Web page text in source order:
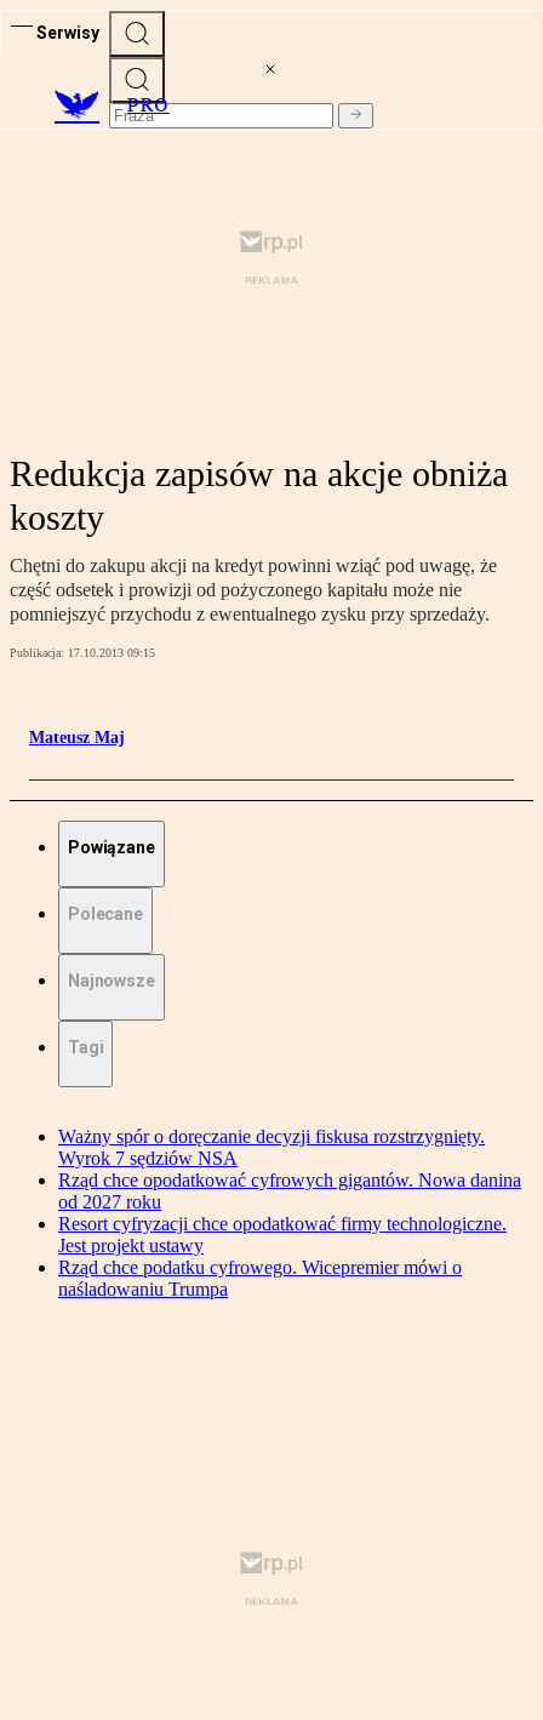
Serwisy
PRO
Redukcja zapisów na akcje obniża
koszty
Chętni do zakupu akcji na kredyt powinni wziąć pod uwagę, że
część odsetek i prowizji od pożyczonego kapitału może nie
pomniejszyć przychodu z ewentualnego zysku przy sprzedaży.
Publikacja: 17.10.2013 09:15
Mateusz Maj
Powiązane
Polecane
Najnowsze
Tagi
Ważny spór o doręczanie decyzji fiskusa rozstrzygnięty.
Wyrok 7 sędziów NSA
Rząd chce opodatkować cyfrowych gigantów. Nowa danina
od 2027 roku
Resort cyfryzacji chce opodatkować firmy technologiczne.
Jest projekt ustawy
Rząd chce podatku cyfrowego. Wicepremier mówi o
naśladowaniu Trumpa